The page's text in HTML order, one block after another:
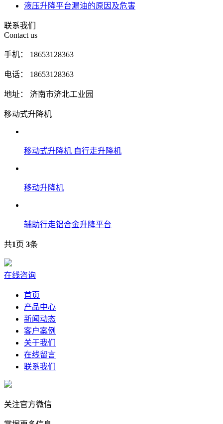
液压升降平台漏油的原因及危害
联系我们
Contact us
手机： 18653128363
电话： 18653128363
地址： 济南市济北工业园
移动式升降机
移动式升降机 自行走升降机
移动升降机
辅助行走铝合金升降平台
共1页 3条
在线咨询
首页
产品中心
新闻动态
客户案例
关于我们
在线留言
联系我们
关注官方微信